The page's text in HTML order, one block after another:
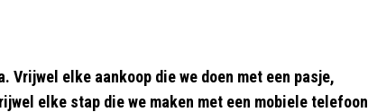
elke aankoop die we doen met een pasje,
elke stap die we maken met een mobiele telefoon